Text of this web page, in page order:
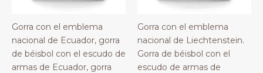
Gorra con el emblema
nacional de Ecuador, gorra
de béisbol con el escudo de
armas de Ecuador, gorra
Gorra con el emblema
nacional de Liechtenstein.
Gorra de béisbol con el
escudo de armas de